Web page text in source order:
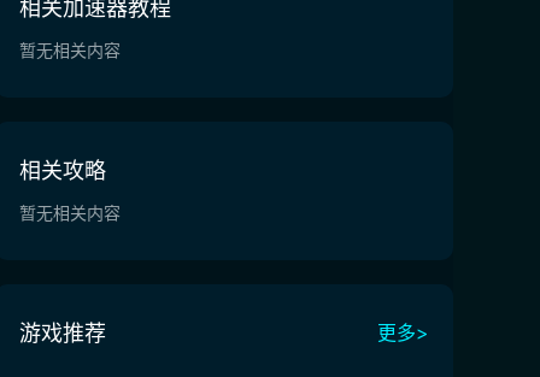
相关加速器教程
暂无相关内容
相关攻略
暂无相关内容
游戏推荐 更多>